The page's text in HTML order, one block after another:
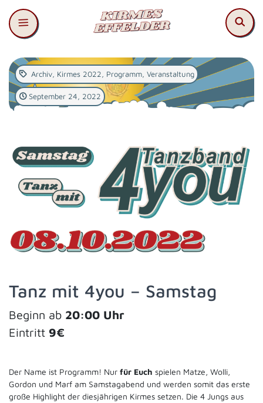
Archiv Kirmes 2022 Programm Veranstaltung
September 24, 2022
Tanz mit 4you – Samstag
Beginn ab 20:00 Uhr
Eintritt 9€
Der Name ist Programm! Nur für Euch spielen Matze, Wolli,
Gordon und Marf am Samstagabend und werden somit das erste
große Highlight der diesjährigen Kirmes setzen. Die 4 Jungs aus